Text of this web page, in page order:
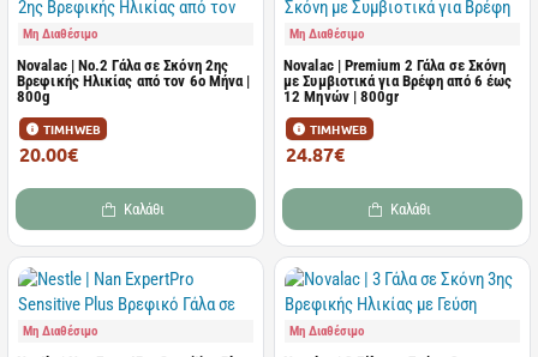
Μη Διαθέσιμο
Novalac | No.2 Γάλα σε Σκόνη 2ης
Βρεφικής Ηλικίας από τον 6ο Μήνα |
800g
ΤΙΜΗ WEB
20.00€
Καλάθι
Μη Διαθέσιμο
Novalac | Premium 2 Γάλα σε Σκόνη
με Συμβιοτικά για Βρέφη από 6 έως
12 Μηνών | 800gr
ΤΙΜΗ WEB
24.87€
Καλάθι
Μη Διαθέσιμο Μη Διαθέσιμο